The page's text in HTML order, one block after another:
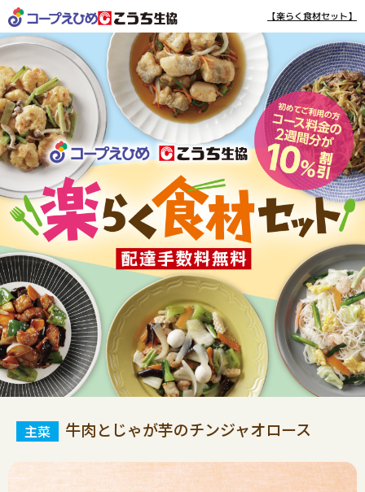
【楽らく食材セット】
牛肉とじゃが芋のチンジャオロース